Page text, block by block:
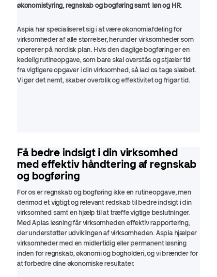
økonomistyring, regnskab og bogføring samt løn og HR.
Aspia har specialiseret sig i at være økonomiafdeling for
virksomheder af alle størrelser, herunder virksomheder som
opererer på nordisk plan. Hvis den daglige bogføring er en
kedelig rutineopgave, som bare skal overstås og stjæler tid
fra vigtigere opgaver i din virksomhed, så lad os tage slæbet.
Vi gør det nemt, skaber overblik og effektivitet og frigør tid.
Få bedre indsigt i din virksomhed
med effektiv håndtering af regnskab
og bogføring
For os er regnskab og bogføring ikke en rutineopgave, men
derimod et vigtigt og relevant redskab til bedre indsigt i din
virksomhed samt en hjælp til at træffe vigtige beslutninger.
Med Apias løsning får virksomheden effektiv rapportering,
der understøtter udviklingen af virksomheden. Aspia hjælper
virksomheder med en midlertidig eller permanent løsning
inden for regnskab, økonomi og bogholderi, og vi brænder for
at forbedre dine økonomiske resultater.